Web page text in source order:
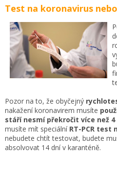
Test na koronavirus
Pozor na to, že obyčejný
nakažení koronavirem musíte
stáří nesmí překročit více než 4
musíte mít speciální RT-PCR test
nebudete chtít testovat, budete
absolvovat 14 dní v karanténě.